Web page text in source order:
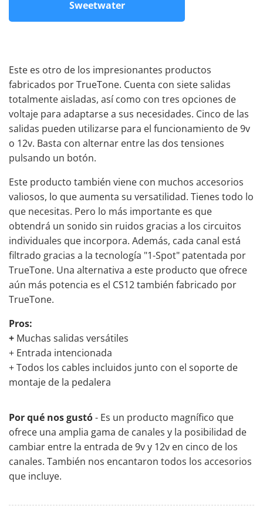
Sweetwater
Este es otro de los impresionantes productos
fabricados por TrueTone. Cuenta con siete salidas
totalmente aisladas, así como con tres opciones de
voltaje para adaptarse a sus necesidades. Cinco de las
salidas pueden utilizarse para el funcionamiento de 9v
o 12v. Basta con alternar entre las dos tensiones
pulsando un botón.
Este producto también viene con muchos accesorios
valiosos, lo que aumenta su versatilidad. Tienes todo lo
que necesitas. Pero lo más importante es que
obtendrá un sonido sin ruidos gracias a los circuitos
individuales que incorpora. Además, cada canal está
filtrado gracias a la tecnología "1-Spot" patentada por
TrueTone. Una alternativa a este producto que ofrece
aún más potencia es el CS12 también fabricado por
TrueTone.
Pros:
+ Muchas salidas versátiles
+ Entrada intencionada
+ Todos los cables incluidos junto con el soporte de
montaje de la pedalera
Por qué nos gustó- Es un producto magnífico que
ofrece una amplia gama de canales y la posibilidad de
cambiar entre la entrada de 9v y 12v en cinco de los
canales. También nos encantaron todos los accesorios
que incluye.